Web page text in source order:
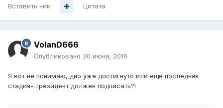
Вставить ник Цитата
VolanD666
Опубликовано 30 июня, 2016
Я вот не понимаю, дно уже достигнуто или еще последняя
стадия- президент должен подписать?!